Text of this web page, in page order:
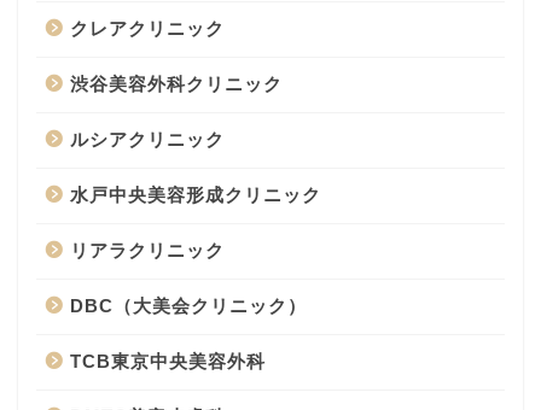
クレアクリニック
渋谷美容外科クリニック
ルシアクリニック
水戸中央美容形成クリニック
リアラクリニック
DBC（大美会クリニック）
TCB東京中央美容外科